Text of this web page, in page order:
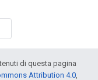
di questa pagina
Attribution 4.0,